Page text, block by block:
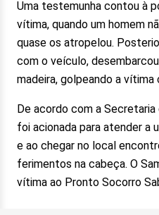
Uma testemunha contou à
vítima, quando um homem
quase os atropelou.
com o veículo,
madeira, golpeando a vítima
De acordo com a
foi acionada para atender a
e ao chegar no local
ferimentos na cabeça. O
vítima ao Pronto Socorro